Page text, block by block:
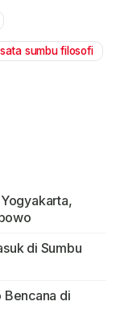
sumbu filosofi
di Sumbu
Bencana di